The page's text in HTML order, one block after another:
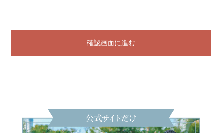
確認画面に進む